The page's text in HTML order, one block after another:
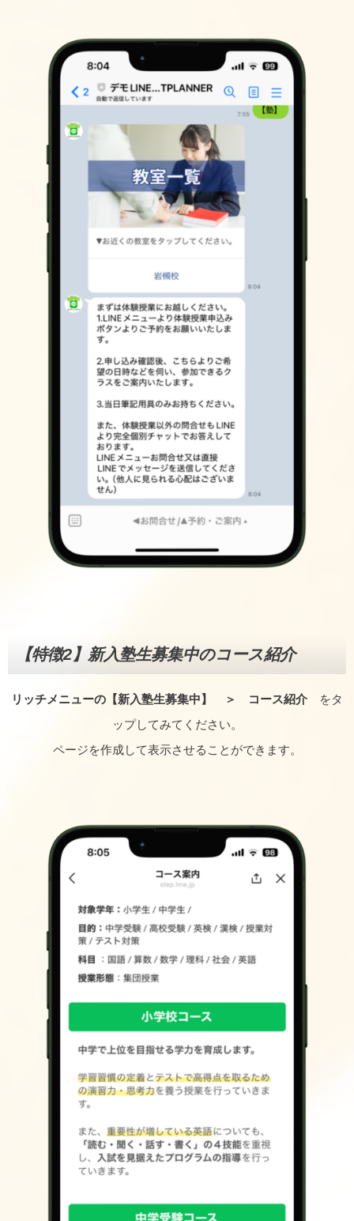
【特徴2】 新入塾生募集中のコース紹介
リッチメニューの【新入塾生募集中】 ＞ コース紹介 をタ
ップしてみてください。
ページを作成して表示させることができます。